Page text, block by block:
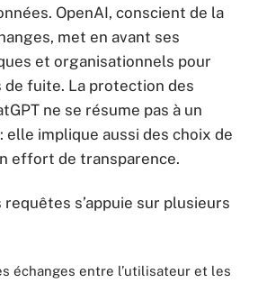
OpenAI, conscient de la
met en avant ses
et organisationnels pour
fuite. La protection des
ne se résume pas à un
elle implique aussi des choix de
effort de transparence.
s’appuie sur plusieurs
échanges entre l’utilisateur et les